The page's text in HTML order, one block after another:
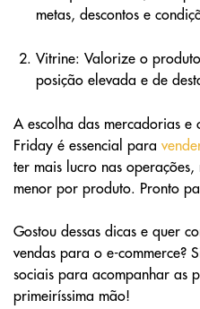
metas, descontos e
Vitrine: Valorize o
posição elevada e de
A escolha das mercadorias e
Friday é essencial para
ter mais lucro nas operações,
menor por produto. Pronto
Gostou dessas dicas e quer
vendas para o e-commerce?
sociais para acompanhar as
primeiríssima mão!